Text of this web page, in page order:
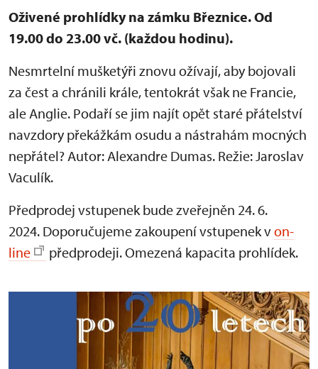
Oživené prohlídky na zámku Březnice. Od
19.00 do 23.00 vč. (každou hodinu).
Nesmrtelní mušketýři znovu ožívají, aby bojovali
za čest a chránili krále, tentokrát však ne Francie,
ale Anglie. Podaří se jim najít opět staré přátelství
navzdory překážkám osudu a nástrahám mocných
nepřátel? Autor: Alexandre Dumas. Režie: Jaroslav
Vaculík.
Předprodej vstupenek bude zveřejněn 24. 6.
2024. Doporučujeme zakoupení vstupenek von-
line
předprodeji. Omezená kapacita prohlídek.